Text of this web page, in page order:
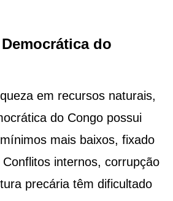
do
em recursos naturais,
do Congo possui
mais baixos, fixado
internos, corrupção
precária têm dificultado